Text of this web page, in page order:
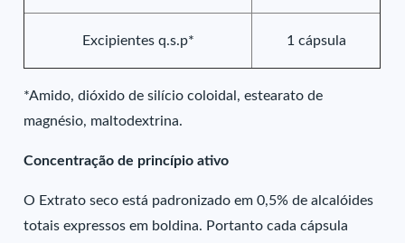
Excipientes q.s.p* 1 cápsula
*Amido, dióxido de silício coloidal, estearato de
magnésio, maltodextrina.
Concentração de princípio ativo
O Extrato seco está padronizado em 0,5% de alcalóides
totais expressos em boldina. Portanto cada cápsula